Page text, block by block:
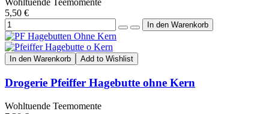
Wohltuende Teemomente
5,50 €
In den Warenkorb Add to Wishlist
Drogerie Pfeiffer Hagebutte ohne Kern
Wohltuende Teemomente